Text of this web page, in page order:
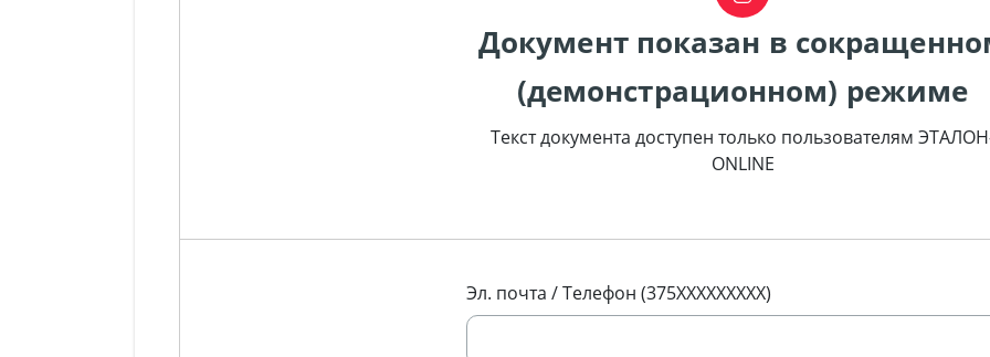
Документ показан в
(демонстрационном) режиме
Текст документа доступен только пользователям
ONLINE
Эл. почта / Телефон (375XXXXXXXXX)